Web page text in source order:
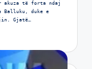
akuza të forta ndaj
Balluku, duke e
Gjatë…